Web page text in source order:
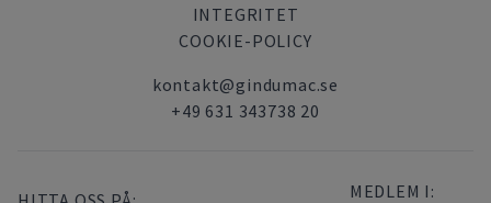
INTEGRITET
COOKIE-POLICY
kontakt@gindumac.se
+49 631 343738 20
MEDLEM I: